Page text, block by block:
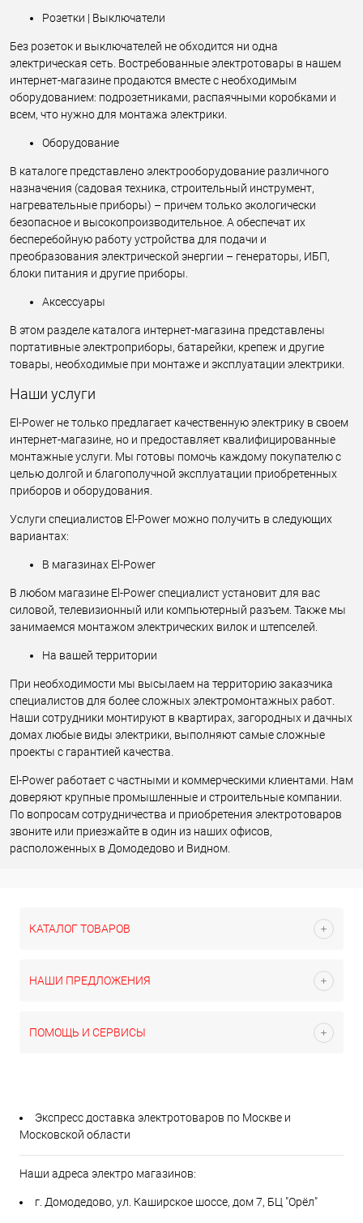
Розетки | Выключатели
Без розеток и выключателей не обходится ни одна
электрическая сеть. Востребованные электротовары в нашем
интернет-магазине продаются вместе с необходимым
оборудованием: подрозетниками, распаячными коробками и
всем, что нужно для монтажа электрики.
Оборудование
В каталоге представлено электрооборудование различного
назначения (садовая техника, строительный инструмент,
нагревательные приборы) – причем только экологически
безопасное и высокопроизводительное. А обеспечат их
бесперебойную работу устройства для подачи и
преобразования электрической энергии – генераторы, ИБП,
блоки питания и другие приборы.
Аксессуары
В этом разделе каталога интернет-магазина представлены
портативные электроприборы, батарейки, крепеж и другие
товары, необходимые при монтаже и эксплуатации электрики.
Наши услуги
El-Power не только предлагает качественную электрику в своем
интернет-магазине, но и предоставляет квалифицированные
монтажные услуги. Мы готовы помочь каждому покупателю с
целью долгой и благополучной эксплуатации приобретенных
приборов и оборудования.
Услуги специалистов El-Power можно получить в следующих
вариантах:
В магазинах El-Power
В любом магазине El-Power специалист установит для вас
силовой, телевизионный или компьютерный разъем. Также мы
занимаемся монтажом электрических вилок и штепселей.
На вашей территории
При необходимости мы высылаем на территорию заказчика
специалистов для более сложных электромонтажных работ.
Наши сотрудники монтируют в квартирах, загородных и дачных
домах любые виды электрики, выполняют самые сложные
проекты с гарантией качества.
El-Power работает с частными и коммерческими клиентами. Нам
доверяют крупные промышленные и строительные компании.
По вопросам сотрудничества и приобретения электротоваров
звоните или приезжайте в один из наших офисов,
расположенных в Домодедово и Видном.
КАТАЛОГ ТОВАРОВ
НАШИ ПРЕДЛОЖЕНИЯ
ПОМОЩЬ И СЕРВИСЫ
Экспресс доставка электротоваров по Москве и
Московской области
Наши адреса электро магазинов:
г. Домодедово, ул. Каширское шоссе, дом 7, БЦ "Орёл"